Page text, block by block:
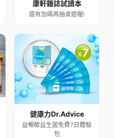
康軒雜誌試讀本
還有加碼再抽桌遊喔!
健康力Dr.Advice
益暢敏益生菌免費7日體驗
包